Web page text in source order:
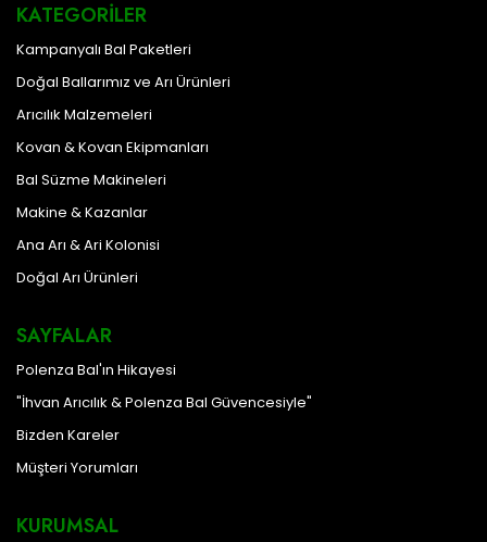
KATEGORILER
Kampanyalı Bal Paketleri
Doğal Ballarımız ve Arı Ürünleri
Arıcılık Malzemeleri
Kovan & Kovan Ekipmanları
Bal Süzme Makineleri
Makine & Kazanlar
Ana Arı & Ari Kolonisi
Doğal Arı Ürünleri
SAYFALAR
Polenza Bal'ın Hikayesi
"İhvan Arıcılık & Polenza Bal Güvencesiyle"
Bizden Kareler
Müşteri Yorumları
KURUMSAL